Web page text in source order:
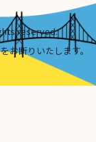
reserved.
お断りいたします。